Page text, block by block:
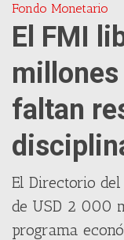
Fondo Monetario
El FMI
faltan
El Directorio
de USD 2 000
programa